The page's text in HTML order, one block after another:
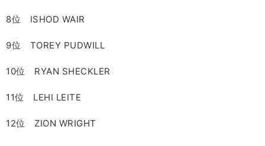
8位 ISHOD WAIR
9位 TOREY PUDWILL
10位 RYAN SHECKLER
11位 LEHI LEITE
12位 ZION WRIGHT